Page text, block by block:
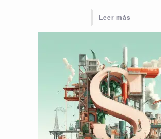
Leer más